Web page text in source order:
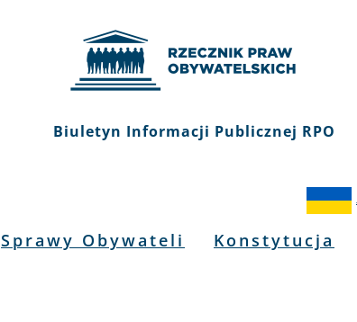
Biuletyn Informacji Publicznej RPO
Sprawy Obywateli Konstytucja